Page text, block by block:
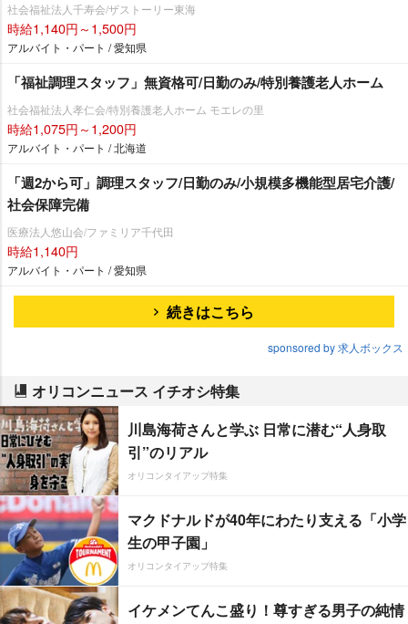
社会福祉法人千寿会/ザストーリー東海
時給1,140円～1,500円
アルバイト・パート / 愛知県
「福祉調理スタッフ」無資格可/日勤のみ/特別養護老人ホーム
社会福祉法人孝仁会/特別養護老人ホーム モエレの里
時給1,075円～1,200円
アルバイト・パート / 北海道
「週2から可」調理スタッフ/日勤のみ/小規模多機能型居宅介護/
社会保障完備
医療法人悠山会/ファミリア千代田
時給1,140円
アルバイト・パート / 愛知県
続きはこちら
sponsored by 求人ボックス
オリコンニュース イチオシ特集
川島海荷さんと学ぶ 日常に潜む“人身取
引”のリアル
オリコンタイアップ特集
マクドナルドが40年にわたり支える「小学
生の甲子園」
オリコンタイアップ特集
イケメンてんこ盛り！尊すぎる男子の純情